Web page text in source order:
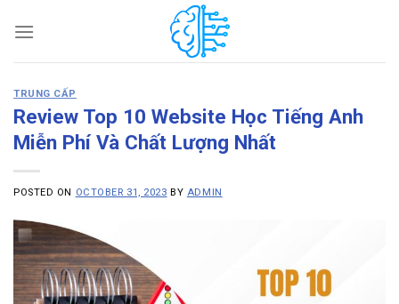
TRUNG CẤP
Review Top 10 Website Học Tiếng Anh
Miễn Phí Và Chất Lượng Nhất
POSTED ON OCTOBER 31, 2023 BY ADMIN